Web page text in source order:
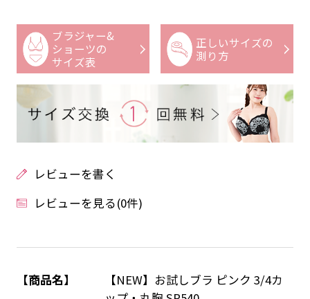
ブラジャー&
ショーツの
サイズ表
正しいサイズの
測り方
レビューを書く
レビューを見る(0件)
【商品名】
【NEW】お試しブラ ピンク 3/4カ